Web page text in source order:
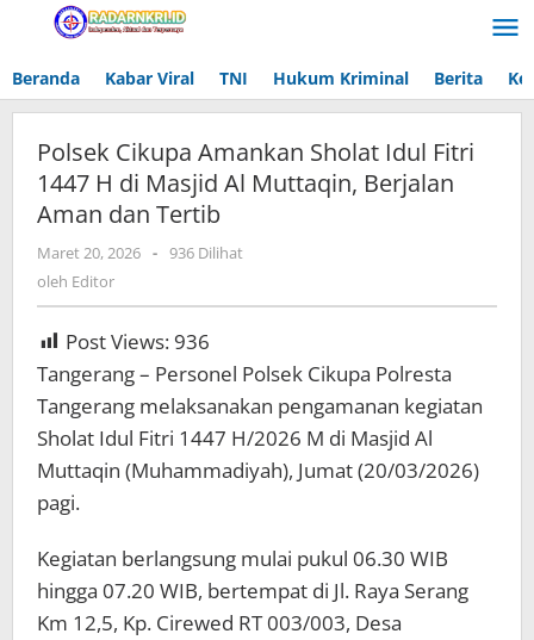
Lewati
Beranda Kabar Viral TNI Hukum Kriminal Berita
Polsek Cikupa Amankan Sholat Idul Fitri
1447 H di Masjid Al Muttaqin, Berjalan
Aman dan Tertib
Maret 20, 2026 oleh
- 936 Dilihat
oleh Editor
Post Views: 936
Tangerang – Personel Polsek Cikupa Polresta
Tangerang melaksanakan pengamanan kegiatan
Sholat Idul Fitri 1447 H/2026 M di Masjid Al
Muttaqin (Muhammadiyah), Jumat (20/03/2026)
pagi.
Kegiatan berlangsung mulai pukul 06.30 WIB
hingga 07.20 WIB, bertempat di Jl. Raya Serang
Km 12,5, Kp. Cirewed RT 003/003, Desa